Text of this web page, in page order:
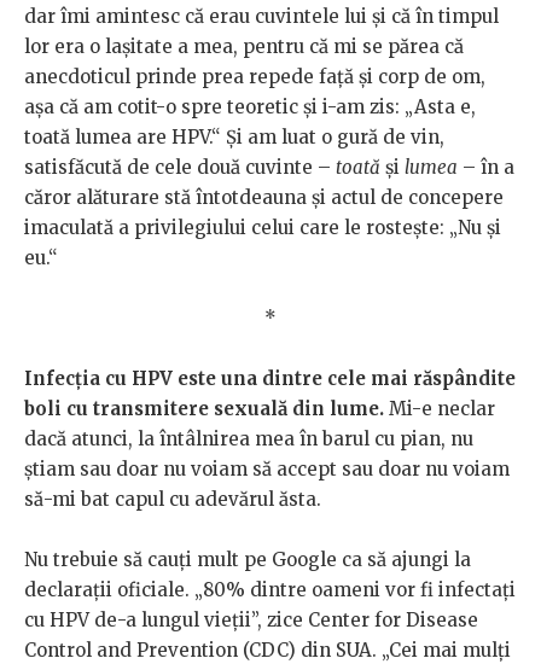
dar îmi amintesc că erau cuvintele lui și că în timpul
lor era o lașitate a mea, pentru că mi se părea că
anecdoticul prinde prea repede față și corp de om,
așa că am cotit-o spre teoretic și i-am zis: „Asta e,
toată lumea are HPV.“ Și am luat o gură de vin,
satisfăcută de cele două cuvinte – toată și lumea – în a
căror alăturare stă întotdeauna și actul de concepere
imaculată a privilegiului celui care le rostește: „Nu și
eu.“
*
Infecția cu HPV este una dintre cele mai răspândite
boli cu transmitere sexuală din lume. Mi-e neclar
dacă atunci, la întâlnirea mea în barul cu pian, nu
știam sau doar nu voiam să accept sau doar nu voiam
să-mi bat capul cu adevărul ăsta.
Nu trebuie să cauți mult pe Google ca să ajungi la
declarații oficiale. „80% dintre oameni vor fi infectați
cu HPV de-a lungul vieții”, zice Center for Disease
Control and Prevention (CDC) din SUA. „Cei mai mulți